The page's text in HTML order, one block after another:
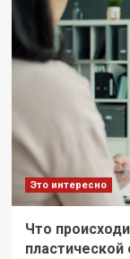
Это интересно
Что
пластической